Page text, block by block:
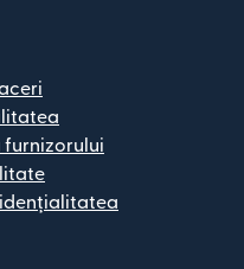
nouă)nouă)
o fereastră nouă)
într-o fereastră nouă)
într-o fereastră